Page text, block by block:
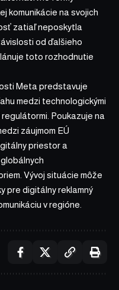
komunikácie na svojich
zatiaľ neposkytla
od ďalšieho
toto rozhodnutie
Meta predstavuje
medzi technologickými
Poukazuje na
záujmom EÚ
priestor a
Vývoj situácie môže
pre digitálny reklamný
v regióne.